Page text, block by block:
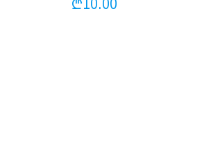
₾10.00